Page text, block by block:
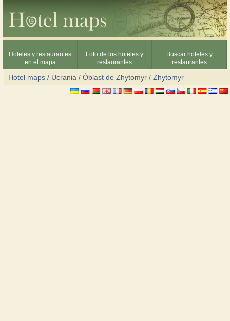
Hoteles y restaurantes
en el mapa
Foto de los hoteles y
restaurantes
Buscar hoteles y
restaurantes
Hotel maps / Ucrania / Óblast de Zhytomyr / Zhytomyr